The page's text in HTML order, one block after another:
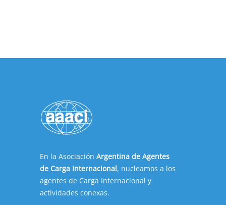
En la Asociación Argentina de Agentes
de Carga Internacional, nucleamos a los
agentes de Carga Internacional y
actividades conexas.